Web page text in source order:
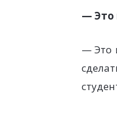
— Это
— Это